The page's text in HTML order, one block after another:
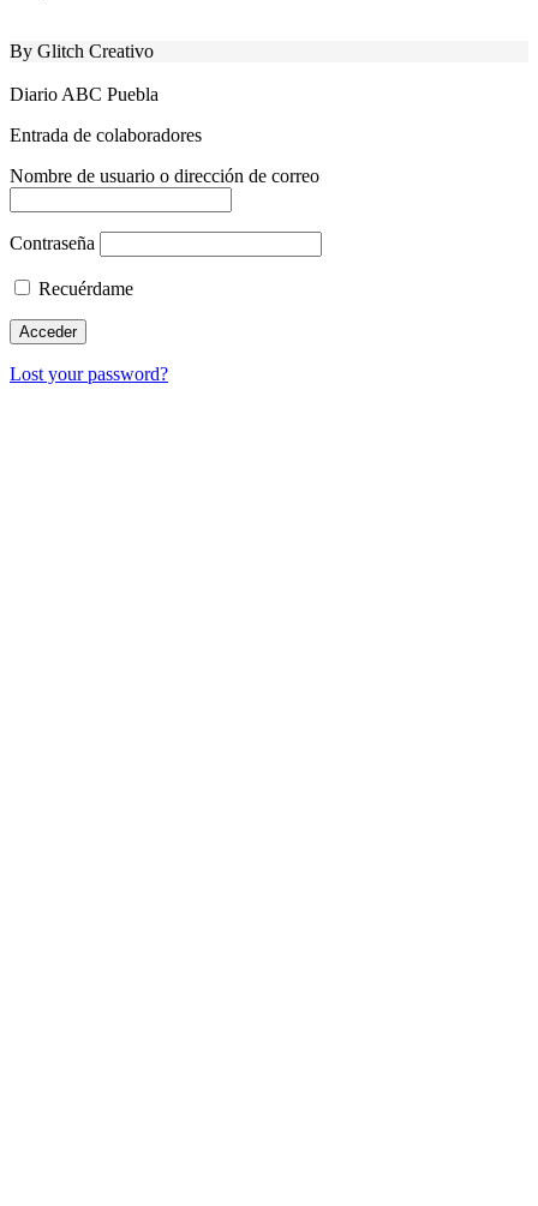
By Glitch Creativo
Diario ABC Puebla
Entrada de colaboradores
Nombre de usuario o dirección de correo
Contraseña
Recuérdame
Lost your password?